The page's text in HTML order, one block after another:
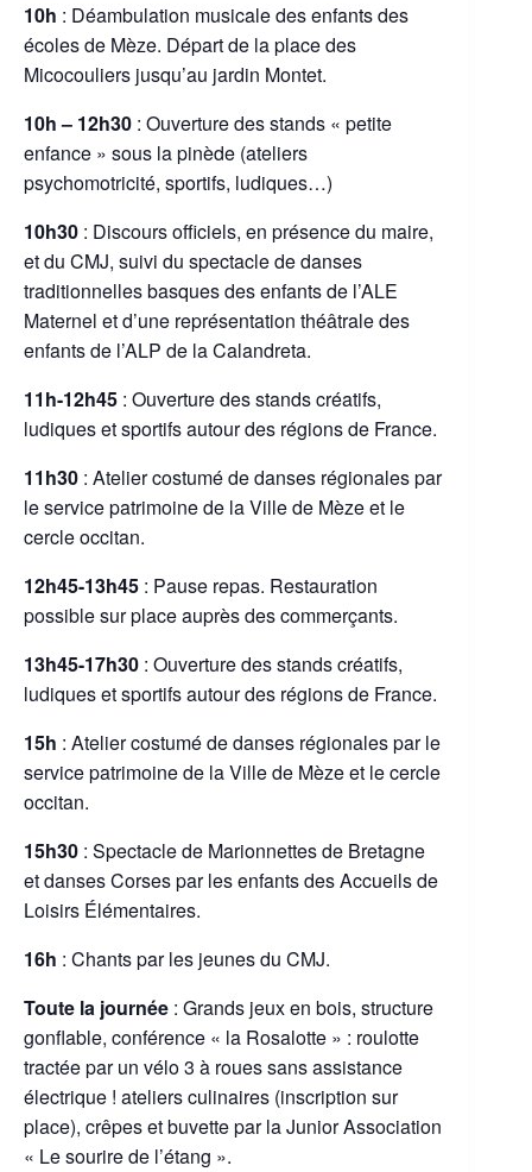
10h : Déambulation musicale des enfants des
écoles de Mèze. Départ de la place des
Micocouliers jusqu’au jardin Montet.
10h – 12h30 : Ouverture des stands « petite
enfance » sous la pinède (ateliers
psychomotricité, sportifs, ludiques…)
10h30 : Discours officiels, en présence du maire,
et du CMJ, suivi du spectacle de danses
traditionnelles basques des enfants de l’ALE
Maternel et d’une représentation théâtrale des
enfants de l’ALP de la Calandreta.
11h-12h45 : Ouverture des stands créatifs,
ludiques et sportifs autour des régions de France.
11h30 : Atelier costumé de danses régionales par
le service patrimoine de la Ville de Mèze et le
cercle occitan.
12h45-13h45 : Pause repas. Restauration
possible sur place auprès des commerçants.
13h45-17h30 : Ouverture des stands créatifs,
ludiques et sportifs autour des régions de France.
15h : Atelier costumé de danses régionales par le
service patrimoine de la Ville de Mèze et le cercle
occitan.
15h30 : Spectacle de Marionnettes de Bretagne
et danses Corses par les enfants des Accueils de
Loisirs Élémentaires.
16h : Chants par les jeunes du CMJ.
Toute la journée : Grands jeux en bois, structure
gonflable, conférence « la Rosalotte » : roulotte
tractée par un vélo 3 à roues sans assistance
électrique ! ateliers culinaires (inscription sur
place), crêpes et buvette par la Junior Association
« Le sourire de l’étang ».